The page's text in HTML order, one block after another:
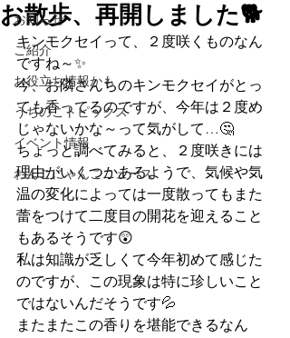
お知らせ
ご紹介
お役立ち情報かも
うちのこトピックス
イベント情報
わんこにゃんこニュース
お散歩、再開しました🐕
キンモクセイって、２度咲くものなん
ですね～✨
今、お隣さんちのキンモクセイがとっ
ても香ってるのですが、今年は２度め
じゃないかな～って気がして…🤔
ちょっと調べてみると、２度咲きには
理由がいくつかあるようで、気候や気
温の変化によっては一度散ってもまた
蕾をつけて二度目の開花を迎えること
もあるそうです😲
私は知識が乏しくて今年初めて感じた
のですが、この現象は特に珍しいこと
ではないんだそうです💦
またまたこの香りを堪能できるなん